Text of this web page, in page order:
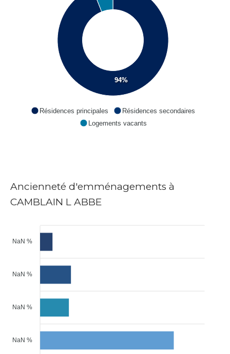
94%
Résidences principales
Résidences secondaires
Logements vacants
Ancienneté d'emménagements à
CAMBLAIN L ABBE
NaN %
NaN %
NaN %
NaN %